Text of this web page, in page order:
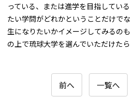
っている、または進学を目指してい
たい学問がどれかということだけで
生になりたいかイメージしてみるの
の上で琉球大学を選んでいただけた
前へ 一覧へ